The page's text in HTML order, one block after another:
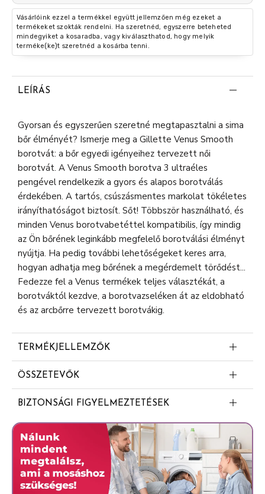
Vásárlóink ezzel a termékkel együtt jellemzően még ezeket a
termékeket szokták rendelni. Ha szeretnéd, egyszerre beteheted
mindegyiket a kosaradba, vagy kiválaszthatod, hogy melyik
terméke(ke)t szeretnéd a kosárba tenni.
LEÍRÁS
Gyorsan és egyszerűen szeretné megtapasztalni a sima
bőr élményét? Ismerje meg a Gillette Venus Smooth
borotvát: a bőr egyedi igényeihez tervezett női
borotvát. A Venus Smooth borotva 3 ultraéles
pengével rendelkezik a gyors és alapos borotválás
érdekében. A tartós, csúszásmentes markolat tökéletes
irányíthatóságot biztosít. Sőt! Többször használható, és
minden Venus borotvabetéttel kompatibilis, így mindig
az Ön bőrének leginkább megfelelő borotválási élményt
nyújtja. Ha pedig további lehetőségeket keres arra,
hogyan adhatja meg bőrének a megérdemelt törődést...
Fedezze fel a Venus termékek teljes választékát, a
borotváktól kezdve, a borotvazseléken át az eldobható
és az arcbőrre tervezett borotvákig.
TERMÉKJELLEMZŐK
GYORS ÉS KÖNNYŰ HASZNÁLAT: A Venus Smooth
borotvával gyorsan megtapasztalhatja a sima bőr
élményét
SkinCushion krémezőcsík segít megóvni a bőrt az
irritációtól
KOMPAKT BILLENŐ BOROTVAFEJ: A lekerekített
borotvafej kényelmesen igazodik a kisebb
testfelületekhez
ÖSSZETEVŐK
PEG-115M
PEG-7M
Diethylene Glycol Bis-(t-Butyl o-Cresolpropanoate)
Silica
BHT
BIZTONSÁGI FIGYELMEZTETÉSEK
Not Applicable